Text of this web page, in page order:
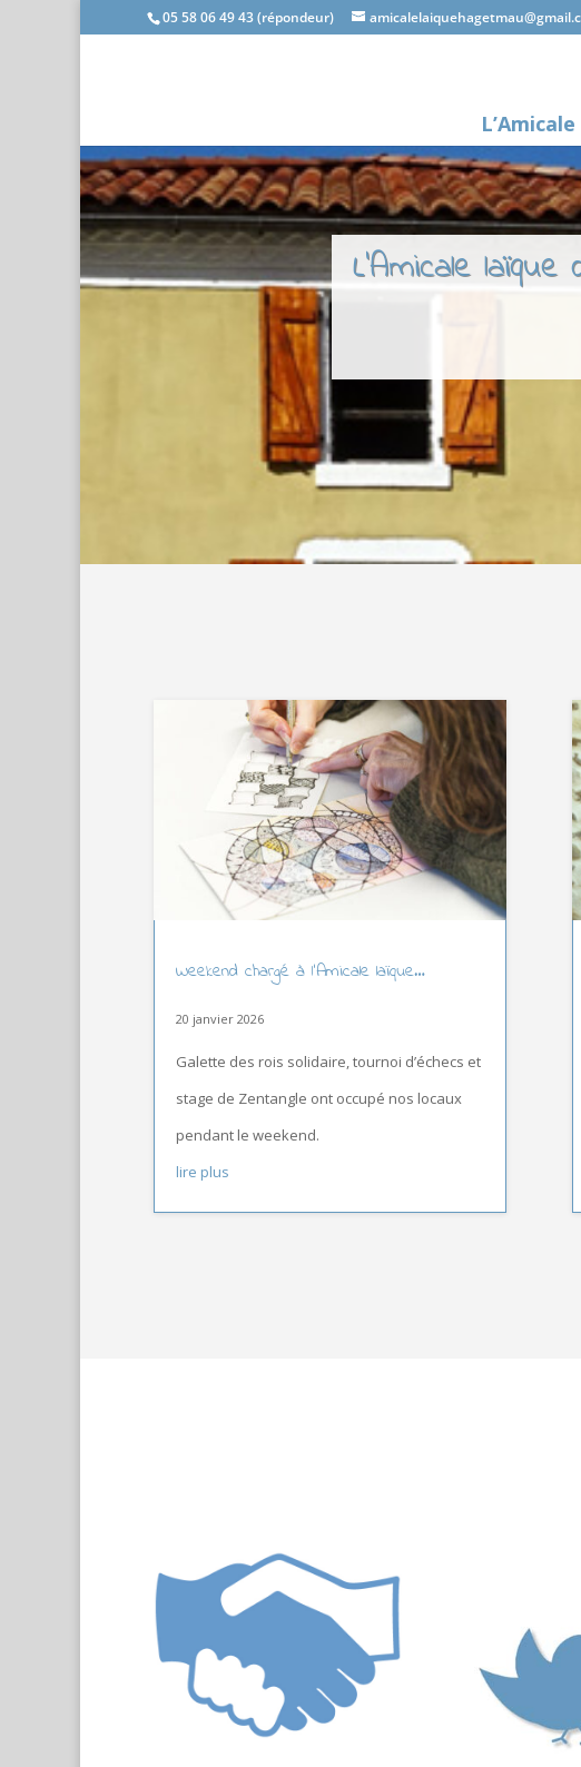
05 58 06 49 43 (répondeur)
L’Amicale
L'Amicale
Weekend chargé à l’Amicale laïque…
20 janvier 2026
Galette des rois solidaire, tournoi d’échecs et
stage de Zentangle ont occupé nos locaux
pendant le weekend.
lire plus